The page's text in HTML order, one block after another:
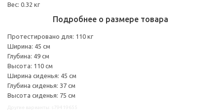
Вес: 0.32 кг
Подробнее о размере товара
Протестировано для: 110 кг
Ширина: 45 см
Глубина: 49 см
Высота: 110 см
Ширина сиденья: 45 см
Глубина сиденья: 37 см
Высота сиденья: 75 см